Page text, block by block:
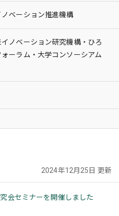
ベーション推進機構
ノベーション研究機構・ひろ
ーラム・大学コンソーシアム
2024年12月25日 更新
会セミナーを開催しました